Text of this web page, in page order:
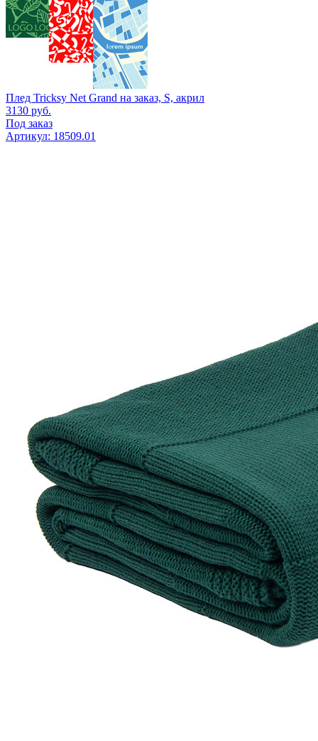
Плед Tricksy Net Grand на заказ, S, акрил
3130 руб.
Под заказ
Артикул: 18509.01